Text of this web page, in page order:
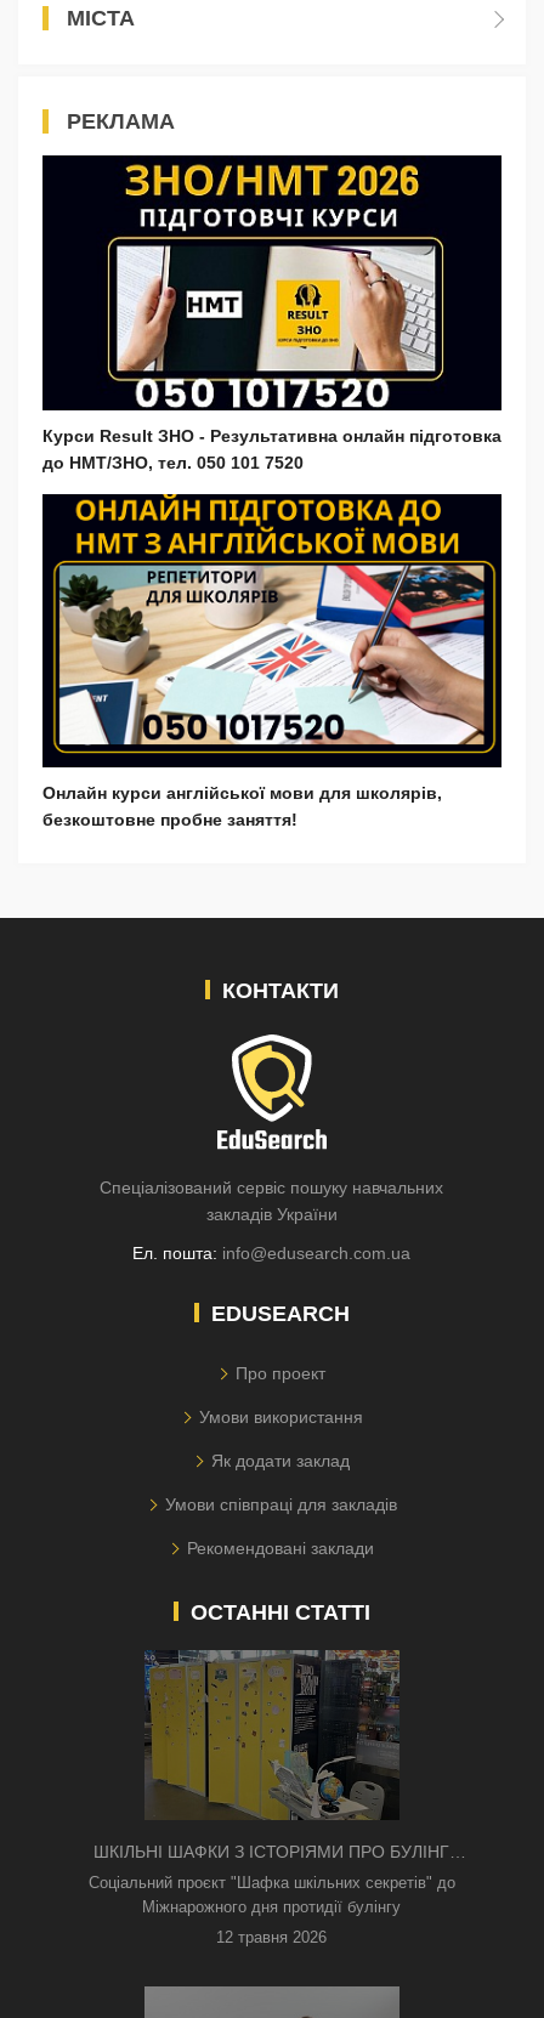
МІСТА
РЕКЛАМА
Курси Result ЗНО - Результативна онлайн підготовка
до НМТ/ЗНО, тел. 050 101 7520
Онлайн курси англійської мови для школярів,
безкоштовне пробне заняття!
КОНТАКТИ
Спеціалізований сервіс пошуку навчальних
закладів України
Ел. пошта: info@edusearch.com.ua
EDUSEARCH
Про проект
Умови використання
Як додати заклад
Умови співпраці для закладів
Рекомендовані заклади
ОСТАННІ СТАТТІ
ШКІЛЬНІ ШАФКИ З ІСТОРІЯМИ ПРО БУЛІНГ
З'ЯВИЛИСЯ В КИЄВІ
Соціальний проєкт "Шафка шкільних секретів" до
Міжнарожного дня протидії булінгу
12 травня 2026